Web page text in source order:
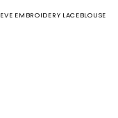
EMBROIDERY LACEBLOUSE